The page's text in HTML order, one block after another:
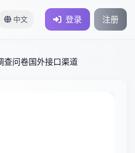
中文 登录 注册
查问卷国外接口渠道